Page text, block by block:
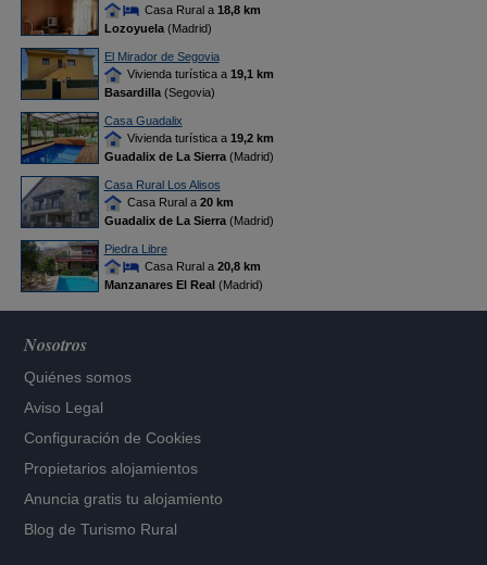
Casa Rural a 18,8 km
Lozoyuela(Madrid)
El Mirador de Segovia
Vivienda turística a 19,1 km
Basardilla(Segovia)
Casa Guadalix
Vivienda turística a 19,2 km
Guadalix de La Sierra(Madrid)
Casa Rural Los Alisos
Casa Rural a 20 km
Guadalix de La Sierra(Madrid)
Piedra Libre
Casa Rural a 20,8 km
Manzanares El Real(Madrid)
Nosotros
Quiénes somos
Aviso Legal
Configuración de Cookies
Propietarios alojamientos
Anuncia gratis tu alojamiento
Blog de Turismo Rural